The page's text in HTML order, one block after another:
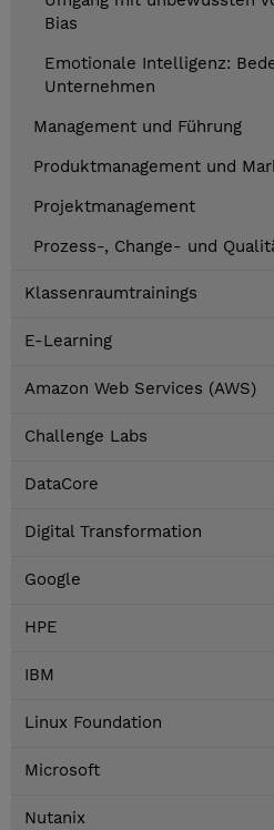
Bias
Emotionale Intelligenz:
Unternehmen
Management und Führung
Produktmanagement und
Projektmanagement
Prozess-, Change- und
Klassenraumtrainings
E-Learning
Amazon Web Services (AWS)
Challenge Labs
DataCore
Digital Transformation
Google
HPE
IBM
Linux Foundation
Microsoft
Nutanix